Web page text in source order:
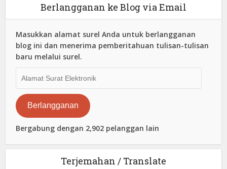
Berlangganan ke Blog via Email
Masukkan alamat surel Anda untuk berlangganan
blog ini dan menerima pemberitahuan tulisan-tulisan
baru melalui surel.
Surat
Elektronik
Berlangganan
Bergabung dengan 2,902 pelanggan lain
Terjemahan / Translate